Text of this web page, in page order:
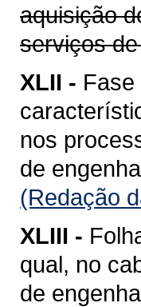
aquisição
serviços
XLII -
nos
de
(Redação
XLIII -
qual, no
de